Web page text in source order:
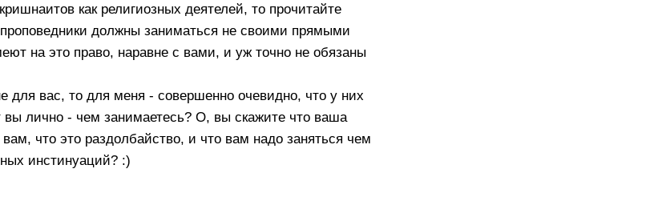
как религиозных деятелей, то прочитайте
должны заниматься не своими прямыми
на это право, наравне с вами, и уж точно не обязаны
вас, то для меня - совершенно очевидно, что у них
вы лично - чем занимаетесь? О, вы скажите что ваша
что это раздолбайство, и что вам надо заняться чем
инстинуаций? :)